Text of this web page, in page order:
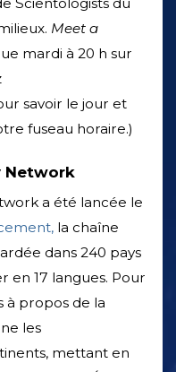
Meet a
mardi à 20 h sur
savoir le jour et
fuseau horaire.)
Network
a été lancée le
la chaîne
dans 240 pays
en 17 langues. Pour
à propos de la
les
mettant en